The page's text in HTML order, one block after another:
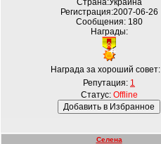
Страна:Украина
Регистрация:2007-06-26
Сообщения: 180
Награды:
Награда за хороший совет:
Репутация: 1
Статус: Offline
Селена